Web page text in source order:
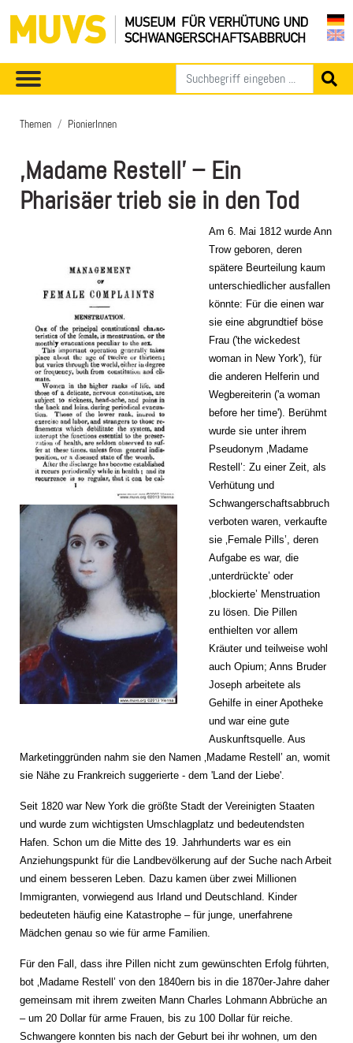
Themen PionierInnen
‚Madame Restell’ – Ein
Pharisäer trieb sie in den Tod
Am 6. Mai 1812 wurde Ann
Trow geboren, deren
spätere Beurteilung kaum
unterschiedlicher ausfallen
könnte: Für die einen war
sie eine abgrundtief böse
Frau ('the wickedest
woman in New York'), für
die anderen Helferin und
Wegbereiterin ('a woman
before her time'). Berühmt
wurde sie unter ihrem
Pseudonym ‚Madame
Restell’: Zu einer Zeit, als
Verhütung und
Schwangerschaftsabbruch
verboten waren, verkaufte
sie ‚Female Pills’, deren
Aufgabe es war, die
‚unterdrückte’ oder
‚blockierte’ Menstruation
zu lösen. Die Pillen
enthielten vor allem
Kräuter und teilweise wohl
auch Opium; Anns Bruder
Joseph arbeitete als
Gehilfe in einer Apotheke
und war eine gute
Auskunftsquelle. Aus
Marketinggründen nahm sie den Namen ‚Madame Restell’ an, womit
sie Nähe zu Frankreich suggerierte - dem 'Land der Liebe'.
Seit 1820 war New York die größte Stadt der Vereinigten Staaten
und wurde zum wichtigsten Umschlagplatz und bedeutendsten
Hafen. Schon um die Mitte des 19. Jahrhunderts war es ein
Anziehungspunkt für die Landbevölkerung auf der Suche nach Arbeit
und einem besseren Leben. Dazu kamen über zwei Millionen
Immigranten, vorwiegend aus Irland und Deutschland. Kinder
bedeuteten häufig eine Katastrophe – für junge, unerfahrene
Mädchen genau so wie für arme Familien.
Für den Fall, dass ihre Pillen nicht zum gewünschten Erfolg führten,
bot ‚Madame Restell’ von den 1840ern bis in die 1870er-Jahre daher
gemeinsam mit ihrem zweiten Mann Charles Lohmann Abbrüche an
– um 20 Dollar für arme Frauen, bis zu 100 Dollar für reiche.
Schwangere konnten bis nach der Geburt bei ihr wohnen, um den